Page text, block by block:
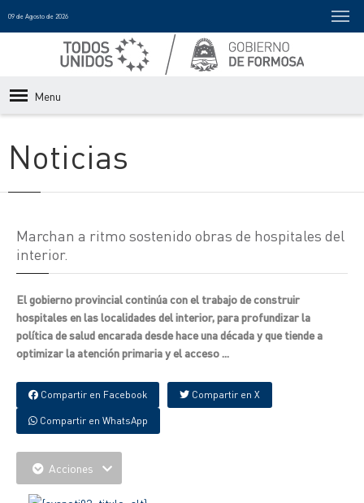
09 de Agosto de 2026
Menu
Noticias
Marchan a ritmo sostenido obras de hospitales del
interior.
El gobierno provincial continúa con el trabajo de construir
hospitales en las localidades del interior, para profundizar la
política de salud encarada desde hace una década y que tiende a
optimizar la atención primaria y el acceso ...
Compartir en Facebook Compartir en X
Compartir en WhatsApp
Acciones